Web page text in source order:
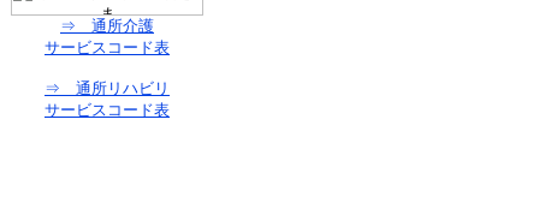
⇒ 通所介護
サービスコード表
⇒ 通所リハビリ
サービスコード表